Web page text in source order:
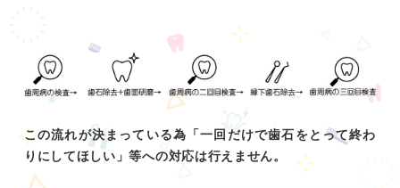
この流れが決まっている為「一回だけで歯石をとって終わ
りにしてほしい」等への対応は行えません。